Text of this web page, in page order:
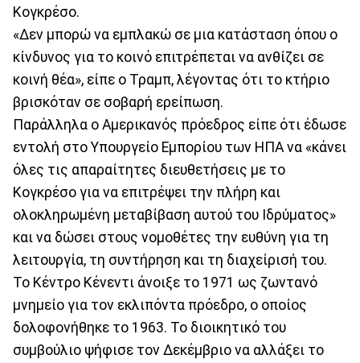
Κογκρέσο.
«Δεν μπορώ να εμπλακώ σε μια κατάσταση όπου ο
κίνδυνος για το κοινό επιτρέπεται να ανθίζει σε
κοινή θέα», είπε ο Τραμπ, λέγοντας ότι το κτήριο
βρισκόταν σε σοβαρή ερείπωση.
Παράλληλα ο Αμερικανός πρόεδρος είπε ότι έδωσε
εντολή στο Υπουργείο Εμπορίου των ΗΠΑ να «κάνει
όλες τις απαραίτητες διευθετήσεις με το
Κογκρέσο για να επιτρέψει την πλήρη και
ολοκληρωμένη μεταβίβαση αυτού του Ιδρύματος»
και να δώσει στους νομοθέτες την ευθύνη για τη
λειτουργία, τη συντήρηση και τη διαχείρισή του.
Το Κέντρο Κένεντι άνοιξε το 1971 ως ζωντανό
μνημείο για τον εκλιπόντα πρόεδρο, ο οποίος
δολοφονήθηκε το 1963. Το διοικητικό του
συμβούλιο ψήφισε τον Δεκέμβριο να αλλάξει το